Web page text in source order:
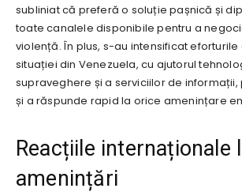
subliniat că preferă o soluție pașnică și
toate canalele disponibile pentru a
violență. În plus, s-au intensificat
situației din Venezuela, cu ajutorul
supraveghere și a serviciilor de informații,
și a răspunde rapid la orice amenințare
Reacțiile internaționale
amenințări